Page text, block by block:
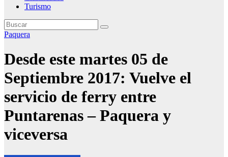
Turismo
Paquera
Desde este martes 05 de
Septiembre 2017: Vuelve el
servicio de ferry entre
Puntarenas – Paquera y
viceversa